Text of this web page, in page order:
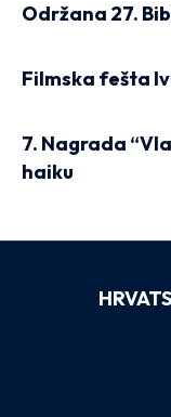
Održana 27.
Filmska fešta
7. Nagrada
haiku